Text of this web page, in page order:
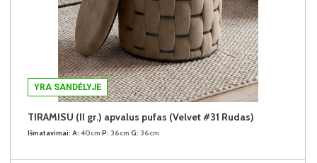
YRA SANDĖLYJE
TIRAMISU (II gr.) apvalus pufas (Velvet #31 Rudas)
Išmatavimai: A: 40cm P: 36cm G: 36cm